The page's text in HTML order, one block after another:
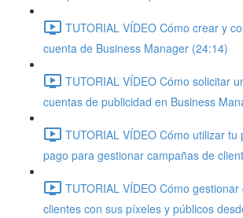
TUTORIAL VÍDEO Cómo crear y
cuenta de Business Manager (24:14)
TUTORIAL VÍDEO Cómo solicitar
cuentas de publicidad en Business
TUTORIAL VÍDEO Cómo utilizar
pago para gestionar campañas de
TUTORIAL VÍDEO Cómo
clientes con sus píxeles y públicos